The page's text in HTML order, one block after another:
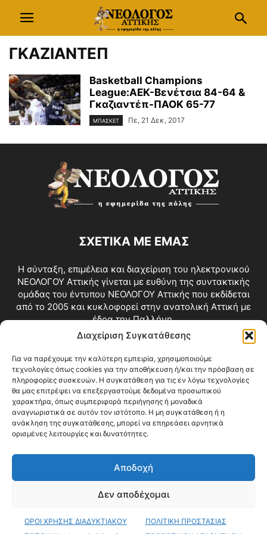
Διαχείριση Συγκατάθεσης
Για να παρέχουμε την καλύτερη εμπειρία, χρησιμοποιούμε
τεχνολογίες όπως cookies για την αποθήκευση ή/και την πρόσβαση σε
πληροφορίες συσκευών. Η συγκατάθεση για τις εν λόγω τεχνολογίες
θα μας επιτρέψει να επεξεργαστούμε δεδομένα προσωπικού
χαρακτήρα, όπως συμπεριφορά περιήγησης ή μοναδικά
αναγνωριστικά σε αυτόν τον ιστότοπο. Η μη συγκατάθεση ή η
ανάκληση της συγκατάθεσης, μπορεί να επηρεάσει αρνητικά
ορισμένες λειτουργίες και δυνατότητες.
Αποδοχή
Δεν αποδέχομαι
ΟΡΟΙ ΧΡΗΣΗΣ ΔΙΑΔΥΚΤΙΑΚΟΥ
ΠΟΛΙΤΙΚΗ ΠΡΟΣΤΑΣΙΑΣ
ΓΚΑΖΙΑΝΤΕΠ
Basketball Champions
League:ΑΕΚ-Βενέτσια 84-64 &
Γκαζιαντέπ-ΠΑΟΚ 65-77
ΜΠΑΣΚΕΤ Πε, 21 Δεκ, 2017
ΣΧΕΤΙΚΑ ΜΕ ΕΜΑΣ
Η σύνταξη, επιμέλεια και διαχείριση του ηλεκτρονικού
ΝΕΟΛΟΓΟΥ Αττικής γίνεται με ευθύνη της συντακτικής
ομάδας του έντυπου ΝΕΟΛΟΓΟΥ Αττικής που εκδίδεται
από το 2005 και κυκλοφορεί στην ανατολική Αττική με
έδρα την Παλλήνη.
Επικοινωνία:info@neologosattikis.gr
ΑΚΟΛΟΥΘΗΣΕ ΜΑΣ
Videos Όροι Χρήσης
© Copyright 2026 ΝΕΟΛΟΓΟΣ ΑΤΤΙΚΗΣ • All Rights Reserved •